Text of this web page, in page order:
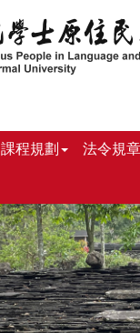
課程規劃 法令規章